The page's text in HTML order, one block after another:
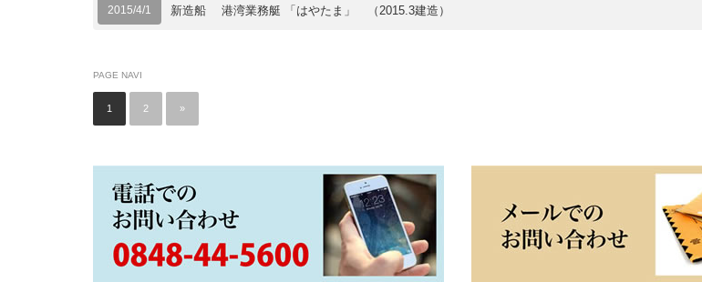
2015/4/1 新造船 港湾業務艇 「はやたま」 （2015.3建造）
PAGE NAVI
1 2 »